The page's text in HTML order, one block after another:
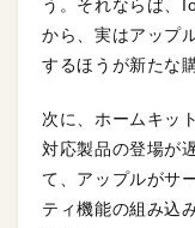
う。それならば、
から、実はアップ
するほうが新たな
次に、ホームキッ
対応製品の登場が
て、アップルがサ
ティ機能の組み込